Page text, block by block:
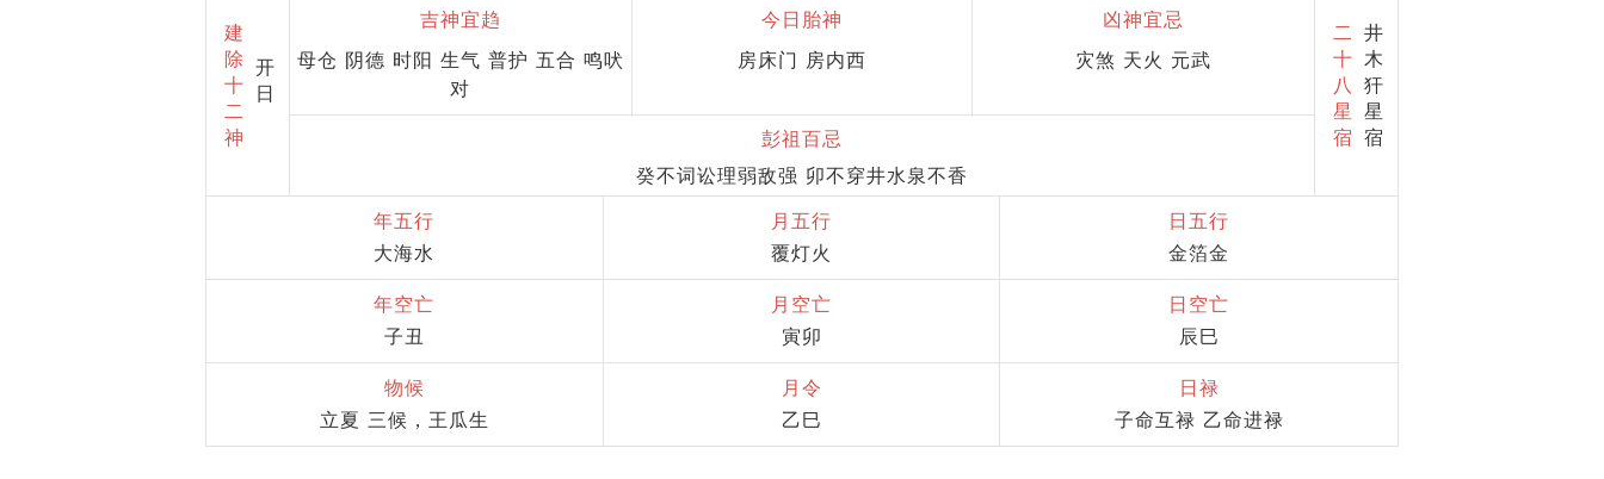
建
除
十
二
神
开
日
吉神宜趋
母仓 阴德 时阳 生气 普护 五合 鸣吠
对
今日胎神
房床门 房内西
凶神宜忌
灾煞 天火 元武
彭祖百忌
癸不词讼理弱敌强 卯不穿井水泉不香
二
十
八
星
宿
井
木
犴
星
宿
年五行
大海水
月五行
覆灯火
日五行
金箔金
年空亡
子丑
月空亡
寅卯
日空亡
辰巳
物候
立夏 三候，王瓜生
月令
乙巳
日禄
子命互禄 乙命进禄